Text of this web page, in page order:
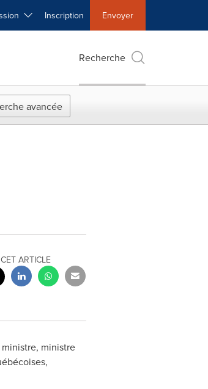
Inscription Envoyer
Recherche
avancée
ARTICLE
ministre